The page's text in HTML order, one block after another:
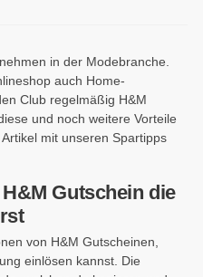
in der Modebranche.
auch Home-
Club regelmäßig H&M
und noch weitere Vorteile
mit unseren Spartipps
Gutschein die
von H&M Gutscheinen,
einlösen kannst. Die